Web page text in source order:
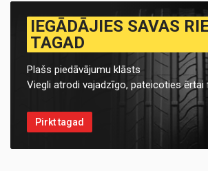
IEGĀDĀJIES SAVAS
TAGAD
Plašs piedāvājumu klāsts
Viegli atrodi vajadzīgo, pateicoties ērtai
Pirkt tagad